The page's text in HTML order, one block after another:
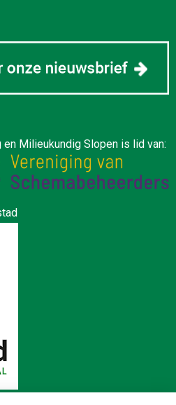
Milieukundig Slopen is lid van: